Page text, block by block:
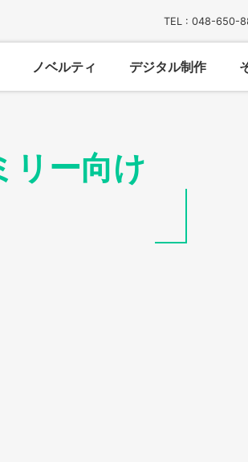
TEL : 048-650-
ノベルティ デジタル制作
リー向け